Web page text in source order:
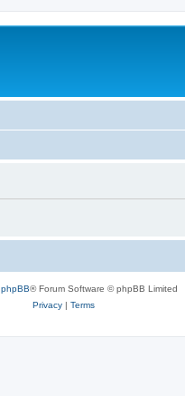
phpBB® Forum Software © phpBB Limited
Privacy| Terms